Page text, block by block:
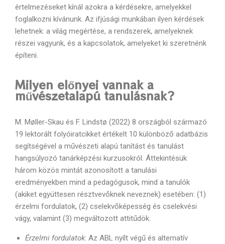
értelmezéseket kínál azokra a kérdésekre, amelyekkel
foglalkozni kívánunk. Az ifjúsági munkában ilyen kérdések
lehetnek: a világ megértése, a rendszerek, amelyeknek
részei vagyunk, és a kapcsolatok, amelyeket ki szeretnénk
építeni.
Milyen előnyei vannak a
művészetalapú tanulásnak?
M. Møller-Skau és F. Lindstø (2022) 8 országból származó
19 lektorált folyóiratcikket értékelt 10 különböző adatbázis
segítségével a művészeti alapú tanítást és tanulást
hangsúlyozó tanárképzési kurzusokról. Áttekintésük
három közös mintát azonosított a tanulási
eredményekben mind a pedagógusok, mind a tanulók
(akiket együttesen résztvevőknek neveznek) esetében: (1)
érzelmi fordulatok, (2) cselekvőképesség és cselekvési
vágy, valamint (3) megváltozott attitűdök.
Érzelmi fordulatok: Az ABL nyílt végű és alternatív